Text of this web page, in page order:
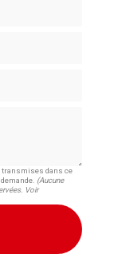
transmises dans ce
(Aucune
Voir